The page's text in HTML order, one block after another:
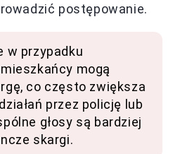
postępowanie.
w przypadku
mogą
co często zwiększa
przez policję lub
głosy są bardziej
skargi.